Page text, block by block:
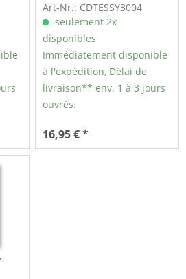
Art-Nr.: CDTESSY3004
seulement 2x
disponibles
Immédiatement disponible
à l'expédition, Délai de
livraison** env. 1 à 3 jours
ouvrés.
16,95 € *